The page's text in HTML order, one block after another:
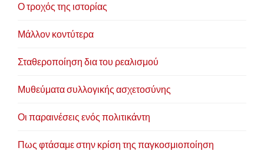
Ο τροχός της ιστορίας
Μάλλον κοντύτερα
Σταθεροποίηση δια του ρεαλισμού
Μυθεύματα συλλογικής ασχετοσύνης
Οι παραινέσεις ενός πολιτικάντη
Πως φτάσαμε στην κρίση της παγκοσμιοποίηση